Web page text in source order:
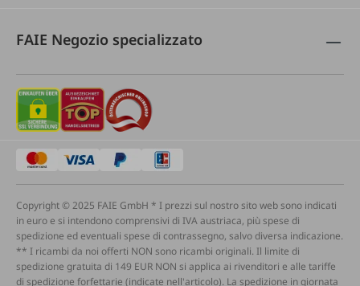
FAIE Negozio specializzato
Copyright © 2025 FAIE GmbH * I prezzi sul nostro sito web sono indicati
in euro e si intendono comprensivi di IVA austriaca, più spese di
spedizione ed eventuali spese di contrassegno, salvo diversa indicazione.
** I ricambi da noi offerti NON sono ricambi originali. Il limite di
spedizione gratuita di 149 EUR NON si applica ai rivenditori e alle tariffe
di spedizione forfettarie (indicate nell'articolo). La spedizione in giornata